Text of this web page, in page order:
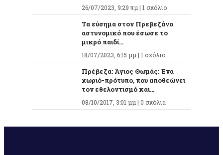
26/07/2023, 9:29 πμ | 1 σχόλιο
Τα εύσημα στον Πρεβεζάνο
αστυνομικό που έσωσε το
μικρό παιδί...
18/07/2023, 6:15 μμ | 1 σχόλιο
Πρέβεζα: Άγιος Θωμάς: Ένα
χωριό-πρότυπο, που αποθεώνει
τον εθελοντισμό και...
08/10/2017, 3:01 μμ | 0 σχόλια